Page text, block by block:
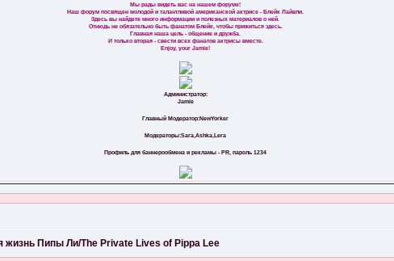
Мы рады видеть вас на нашем форуме!
Наш форум посвящен молодой и талантливой американской актрисе - Блейк Лайвли.
Здесь вы найдете много информации и полезных материалов о ней.
Отнюдь не обязательно быть фанатом Блейк, чтобы прижиться здесь.
Главная наша цель - общение и дружба.
И только вторая - свести всех фанатов актрисы вместе.
Enjoy, your Jamie!
Администратор:
Jamie
Главный Модератор:NewYorker
Модераторы:Sara,Ashka,Lera
Профиль для баннерообмена и рекламы - PR, пароль 1234
жизнь Пипы Ли/The Private Lives of Pippa Lee